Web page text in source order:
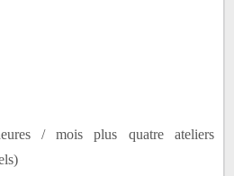
/ mois plus quatre ateliers